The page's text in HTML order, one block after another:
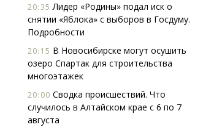
20:35 Лидер «Родины» подал иск о
снятии «Яблока» с выборов в Госдуму.
Подробности
20:15 В Новосибирске могут осушить
озеро Спартак для строительства
многоэтажек
20:00 Сводка происшествий. Что
случилось в Алтайском крае с 6 по 7
августа